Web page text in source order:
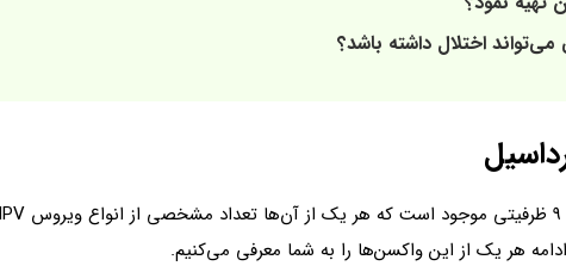
اختلال داشته باشد؟
هر یک از این واکسن‌ها را به شما معرفی می‌کنیم.